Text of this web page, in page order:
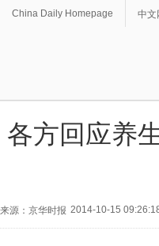
China Daily Homepage 中文
各方回应养
来源：京华时报 2014-10-15